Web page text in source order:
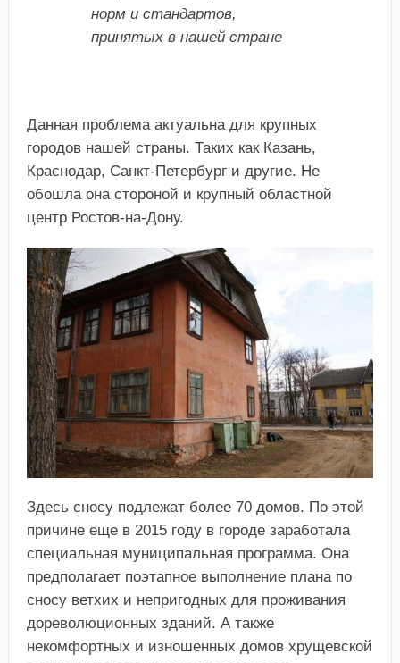
норм и стандартов,
принятых в нашей стране
Данная проблема актуальна для крупных
городов нашей страны. Таких как Казань,
Краснодар, Санкт-Петербург и другие. Не
обошла она стороной и крупный областной
центр Ростов-на-Дону.
Здесь сносу подлежат более 70 домов. По этой
причине еще в 2015 году в городе заработала
специальная муниципальная программа. Она
предполагает поэтапное выполнение плана по
сносу ветхих и непригодных для проживания
дореволюционных зданий. А также
некомфортных и изношенных домов хрущевской